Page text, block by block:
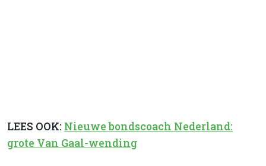
LEES OOK: Nieuwe bondscoach Nederland:
grote Van Gaal-wending